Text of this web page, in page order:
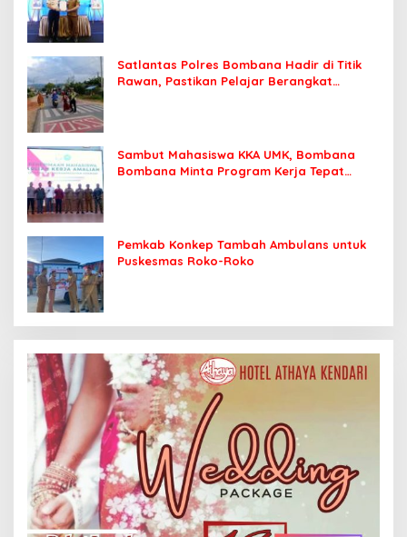
Satlantas Polres Bombana Hadir di Titik
Rawan, Pastikan Pelajar Berangkat
Sambut Mahasiswa KKA UMK, Bombana
Bombana Minta Program Kerja Tepat
Pemkab Konkep Tambah Ambulans untuk
Puskesmas Roko-Roko